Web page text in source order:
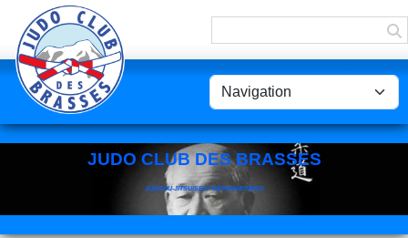
JUDO CLUB DES BRASSES
JUDO/JU-JITSU/SELF DEFENSE/TAISO
Panneau de gestion des cookies